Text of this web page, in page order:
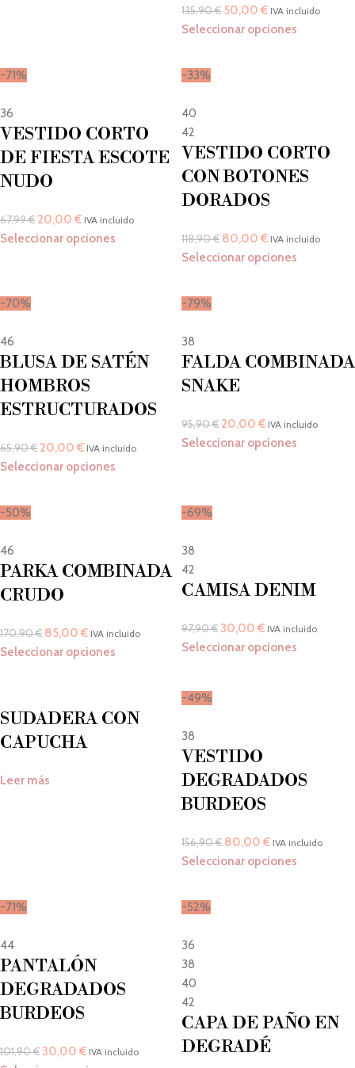
135,90€ 50,00 € IVA incluido
Seleccionar opciones
-71%
36
VESTIDO CORTO
DE FIESTA ESCOTE
NUDO
67,99€ 20,00 € IVA incluido
Seleccionar opciones
-33%
40
42
VESTIDO CORTO
CON BOTONES
DORADOS
118,90€ 80,00 € IVA incluido
Seleccionar opciones
-70%
46
BLUSA DE SATÉN
HOMBROS
ESTRUCTURADOS
65,90€ 20,00 € IVA incluido
Seleccionar opciones
-79%
38
FALDA COMBINADA
SNAKE
95,90€ 20,00 € IVA incluido
Seleccionar opciones
-50%
46
PARKA COMBINADA
CRUDO
170,90€ 85,00 € IVA incluido
Seleccionar opciones
-69%
38
42
CAMISA DENIM
97,90€ 30,00 € IVA incluido
Seleccionar opciones
SUDADERA CON
CAPUCHA
Leer más
-49%
38
VESTIDO
DEGRADADOS
BURDEOS
156,90€ 80,00 € IVA incluido
Seleccionar opciones
-71%
44
PANTALÓN
DEGRADADOS
BURDEOS
101,90€ 30,00 € IVA incluido
-52%
36
38
40
42
CAPA DE PAÑO EN
DEGRADÉ